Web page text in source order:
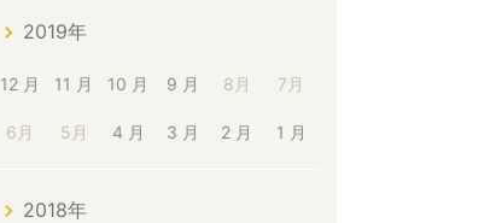
2019年
12 月 11 月 10 月 9 月 8月 7月
6月 5月 4 月 3 月 2 月 1 月
2018年